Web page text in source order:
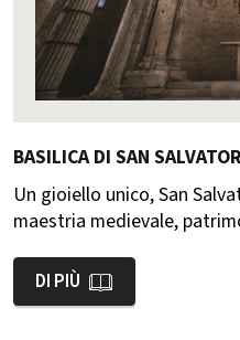
BASILICA DI SAN
Un gioiello unico, San
maestria medievale,
DI PIÙ